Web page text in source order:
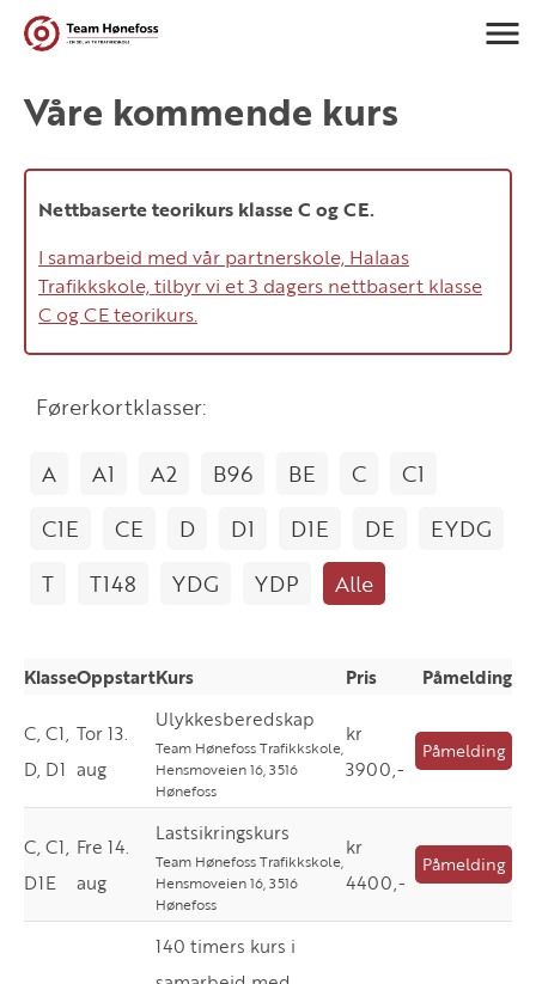
Våre kommende kurs
Nettbaserte teorikurs klasse C og CE.
I samarbeid med vår partnerskole, Halaas
Trafikkskole, tilbyr vi et 3 dagers nettbasert klasse
C og CE teorikurs.
Førerkortklasser:
A A1 A2 B96 BE C
C1
C1E
CE D D1 D1E DE
EYDG
T
T148 YDG YDP Alle
KlasseOppstartKurs Pris Påmelding
C, C1,
D, D1
Tor 13.
aug
Ulykkesberedskap
Team Hønefoss Trafikkskole,
Hensmoveien 16, 3516
Hønefoss
kr
3900,-
Påmelding
C, C1,
D1E
Fre 14.
aug
Lastsikringskurs
Team Hønefoss Trafikkskole,
Hensmoveien 16, 3516
Hønefoss
kr
4400,-
Påmelding
140 timers kurs i